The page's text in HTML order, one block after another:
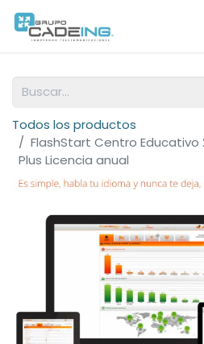
Todos los productos
FlashStart Centro Educativo
Plus Licencia anual